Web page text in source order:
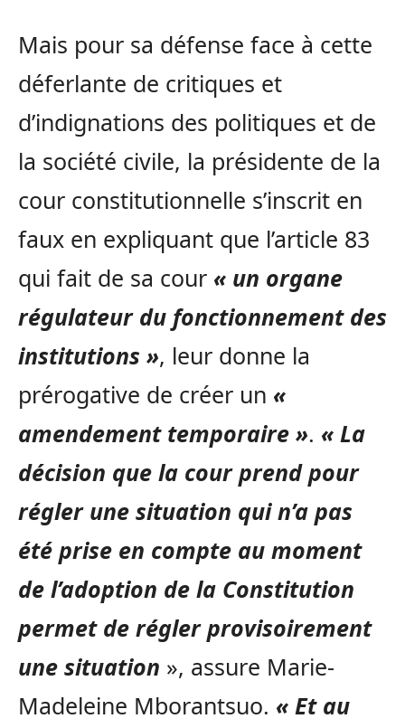
Mais pour sa défense face à cette
déferlante de critiques et
d’indignations des politiques et de
la société civile, la présidente de la
cour constitutionnelle s’inscrit en
faux en expliquant que l’article 83
qui fait de sa cour « un organe
régulateur du fonctionnement des
institutions », leur donne la
prérogative de créer un «
amendement temporaire ». « La
décision que la cour prend pour
régler une situation qui n’a pas
été prise en compte au moment
de l’adoption de la Constitution
permet de régler provisoirement
une situation », assure Marie-
Madeleine Mborantsuo. « Et au